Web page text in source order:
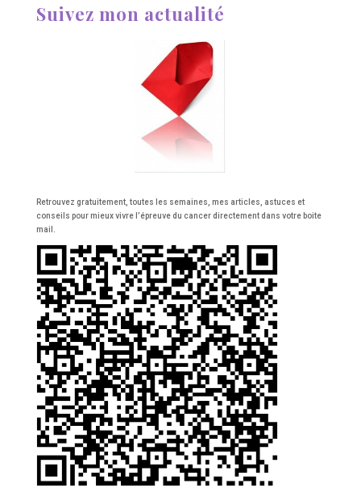
Suivez mon actualité
Retrouvez gratuitement, toutes les semaines, mes articles, astuces et
conseils pour mieux vivre l’épreuve du cancer directement dans votre boite
mail.